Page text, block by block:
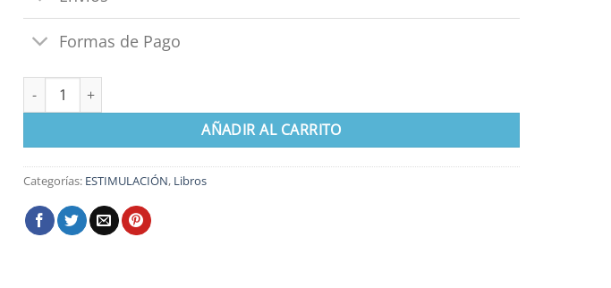
Formas de Pago
Libro Colores cantidad
AÑADIR AL CARRITO
Categorías: ESTIMULACIÓN, Libros